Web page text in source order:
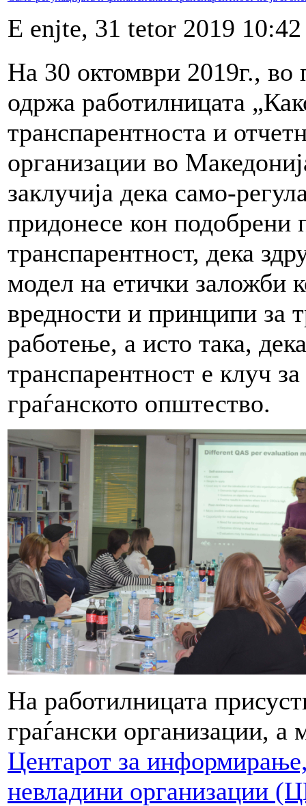
E enjte, 31 tetor 2019 10:42
На 30 октомври 2019г.,
одржа работилницата
транспарентноста и
организации во
заклучија дека само-
придонесе кон подобрени
транспарентност, дека
модел на етички заложби
вредности и принципи за
работење, а исто така,
транспарентност е клуч
граѓанското општество.
На работилницата
граѓански организации, а
Центарот за
невладини организации